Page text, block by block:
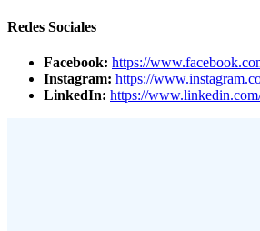
Redes Sociales
Facebook: https://
Instagram: https://
LinkedIn: https://